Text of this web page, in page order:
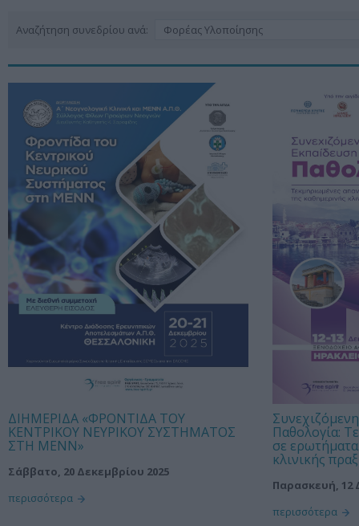
Αναζήτηση συνεδρίου ανά: Φορέας Υλοποίησης
ΔΙΗΜΕΡΙΔΑ «ΦΡΟΝΤΙΔΑ ΤΟΥ
ΚΕΝΤΡΙΚΟΥ ΝΕΥΡΙΚΟΥ ΣΥΣΤΗΜΑΤΟΣ
ΣΤΗ ΜΕΝΝ»
Σάββατο, 20 Δεκεμβρίου 2025
περισσότερα
Παθολογία:
σε
κλινικής
Παρασκευή, 12
περισσότερα